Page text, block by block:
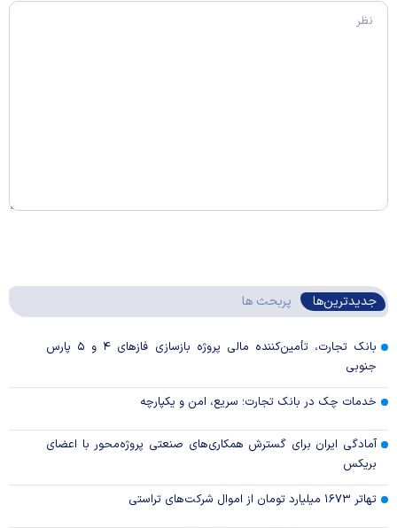
جدیدترین‌ها پربحث ها
بانک تجارت، تأمین‌کننده مالی پروژه بازسازی فاز‌های ۴ و ۵ پارس
جنوبی
خدمات چک در بانک تجارت؛ سریع، امن و یکپارچه
آمادگی ایران برای گسترش همکاری‌های صنعتی پروژه‌محور با اعضای
بریکس
تهاتر ۱۶۷۳ میلیارد تومان از اموال شرکت‌های تراستی